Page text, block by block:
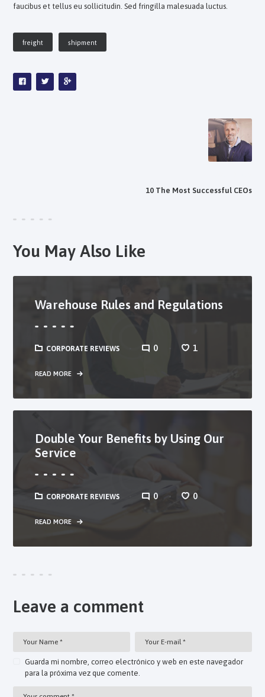
faucibus et tellus eu sollicitudin. Sed fringilla malesuada luctus.
freight shipment
10 The Most Successful CEOs
You May Also Like
Warehouse Rules and Regulations
CORPORATE REVIEWS 0 1
READ MORE
Double Your Benefits by Using Our
Service
CORPORATE REVIEWS 0 0
READ MORE
Leave a comment
Guarda mi nombre, correo electrónico y web en este navegador
para la próxima vez que comente.